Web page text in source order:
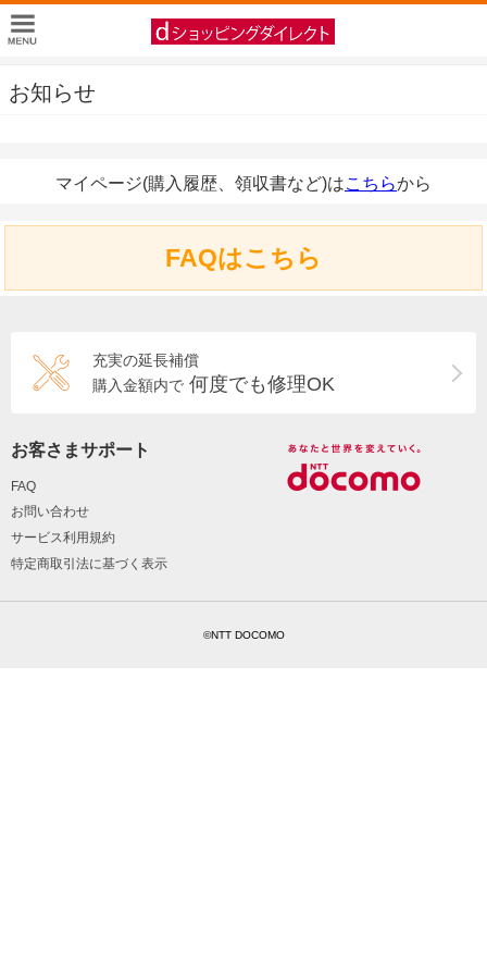
お知らせ
マイページ(購入履歴、領収書など)はこちらから
FAQはこちら
充実の延長補償
購入金額内で 何度でも修理OK
お客さまサポート
FAQ
お問い合わせ
サービス利用規約
特定商取引法に基づく表示
©NTT DOCOMO